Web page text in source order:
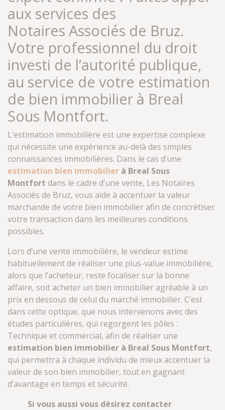
aux services des
Notaires Associés de Bruz.
Votre professionnel du droit
investi de l’autorité publique,
au service de votre estimation
de bien immobilier à Breal
Sous Montfort.
L’estimation immobilière est une expertise complexe
qui nécessite une expérience au-delà des simples
connaissances immobilières. Dans le cas d’une
estimation bien immobilier à Breal Sous
Montfort dans le cadre d’une vente, Les Notaires
Associés de Bruz, vous aide à accentuer la valeur
marchande de votre bien immobilier afin de concrétiser
votre transaction dans les meilleures conditions
possibles.
Lors d’une vente immobilière, le vendeur estime
habituellement de réaliser une plus-value immobilière,
alors que l’acheteur, reste focaliser sur la bonne
affaire, soit acheter un bien immobilier agréable à un
prix en dessous de celui du marché immobilier. C’est
dans cette optique, que nous intervenons avec des
études particulières, qui regorgent les pôles :
Technique et commercial, afin de réaliser une
estimation bien immobilier à Breal Sous Montfort,
qui permettra à chaque individu de mieux accentuer la
valeur de son bien immobilier, tout en gagnant
d’avantage en temps et sécurité.
Si vous aussi vous désirez contacter